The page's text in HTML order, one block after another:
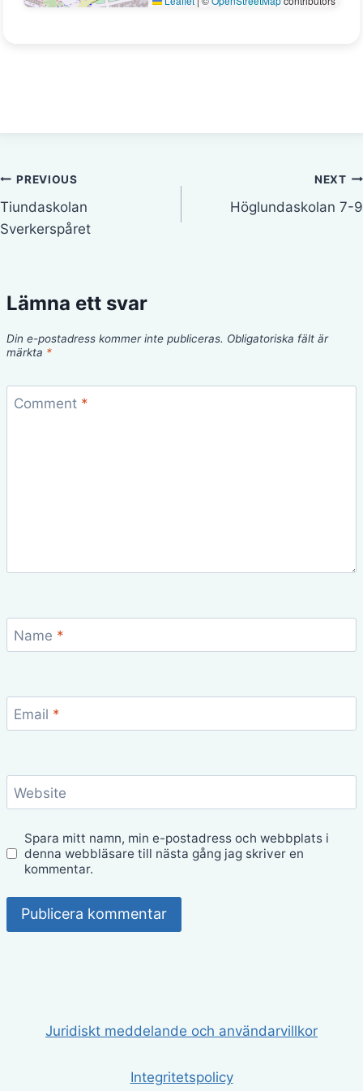
Inläggsnavigering
PREVIOUS
Tiundaskolan
Sverkerspåret
NEXT
Höglundaskolan 7-9
Lämna ett svar
Din e-postadress kommer inte publiceras. Obligatoriska fält är
märkta *
Comment *
Name *
Email *
Website
Spara mitt namn, min e-postadress och webbplats i
denna webbläsare till nästa gång jag skriver en
kommentar.
Juridiskt meddelande och användarvillkor
Integritetspolicy